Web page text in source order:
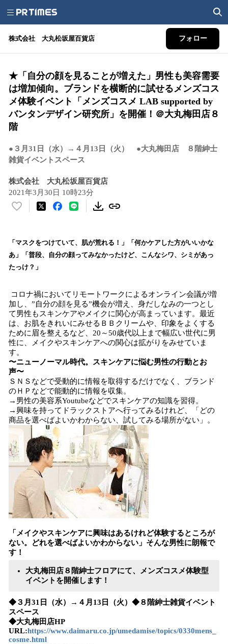
株式会社 大丸松坂屋百貨店 フォロー
★「自分の顔を見ることが増えた」男性も美容需要
は増加傾向。ブランドを横断的に試せるメンズコス
メ体験イベント「メンズコスメ LAB supported by
バンタンデザイン研究所」を開催！＠大丸梅田店８
階
●３月31日（水）→４月13日（火） ●大丸梅田店 ８階紳士
雑貨イベントスペース
株式会社 大丸松坂屋百貨店
2021年3月30日 10時23分
い
！
数
を
込
み
中
で
す
「マスクをつけていて、肌が荒れる！」「何かケアした方がいいかな
あ」「普段、自分の顔ってみなかったけど、こんなシワ、シミがあっ
たっけ？」
コロナ禍においてリモートワークによるオンライン会議が増
加し、”自分の顔を見る”機会が増え、身だしなみの一つとし
て男性もスキンケアやメイクに関心が高まっています。最近
は、お肌をきれいにみせるＢＢクリームや、印象をよくする
ために眉を整えるなど、20～50歳代以上まで幅広い世代に男
性に、メイクやスキンケアへの関心は拡がりをみせていま
す。
〜ニューノーマル時代。スキンケアに悩む男性の行動とお
声〜
ＳＮＳなどで受動的に情報を取得するだけでなく、ブランド
のＨＰなどで能動的に情報を収集。
→男性の美容系Youtubeなどでスキンケアの知識を習得。
→興味を持ってドラックストアへ行ってみるけれど、「どの
商品を選べばよいかわからない、試してみる場所がない」。
「メイクやスキンケアに興味はあるけれど体験するところが
ない。どれを選べばよいかわからない」そんな男性に朗報で
す！
大丸梅田店８階紳士フロアにて、メンズコスメ体験型
イベントを開催します！
◆​３月31日（水）→４月13日（火）◆８階紳士雑貨イベント
スペース
◆大丸梅田店HP
URL:https://www.daimaru.co.jp/umedamise/topics/0330mens_
cosme.html